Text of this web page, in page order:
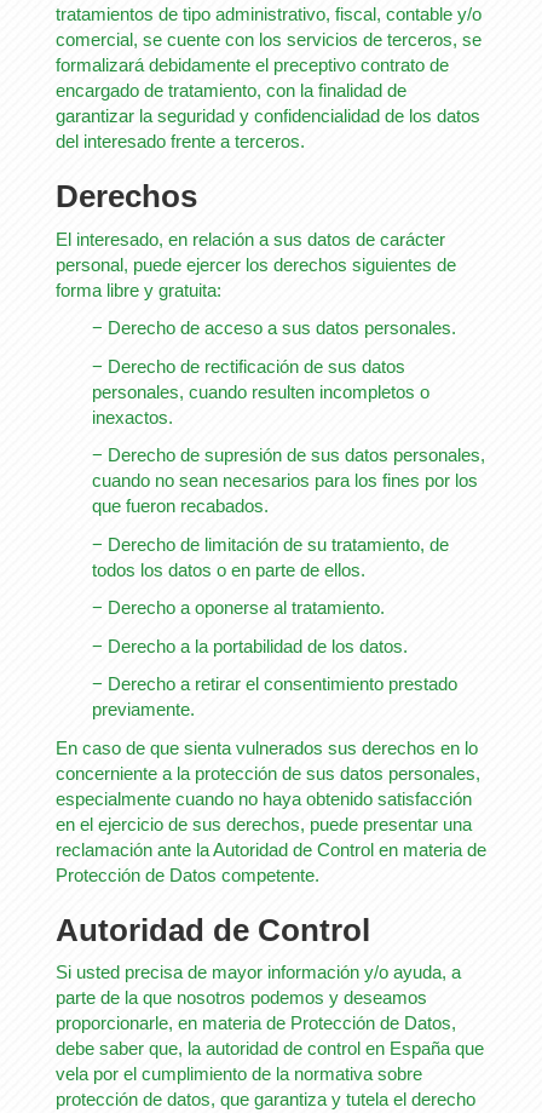
tratamientos de tipo administrativo, fiscal, contable y/o
comercial, se cuente con los servicios de terceros, se
formalizará debidamente el preceptivo contrato de
encargado de tratamiento, con la finalidad de
garantizar la seguridad y confidencialidad de los datos
del interesado frente a terceros.
Derechos
El interesado, en relación a sus datos de carácter
personal, puede ejercer los derechos siguientes de
forma libre y gratuita:
− Derecho de acceso a sus datos personales.
− Derecho de rectificación de sus datos
personales, cuando resulten incompletos o
inexactos.
− Derecho de supresión de sus datos personales,
cuando no sean necesarios para los fines por los
que fueron recabados.
− Derecho de limitación de su tratamiento, de
todos los datos o en parte de ellos.
− Derecho a oponerse al tratamiento.
− Derecho a la portabilidad de los datos.
− Derecho a retirar el consentimiento prestado
previamente.
En caso de que sienta vulnerados sus derechos en lo
concerniente a la protección de sus datos personales,
especialmente cuando no haya obtenido satisfacción
en el ejercicio de sus derechos, puede presentar una
reclamación ante la Autoridad de Control en materia de
Protección de Datos competente.
Autoridad de Control
Si usted precisa de mayor información y/o ayuda, a
parte de la que nosotros podemos y deseamos
proporcionarle, en materia de Protección de Datos,
debe saber que, la autoridad de control en España que
vela por el cumplimiento de la normativa sobre
protección de datos, que garantiza y tutela el derecho